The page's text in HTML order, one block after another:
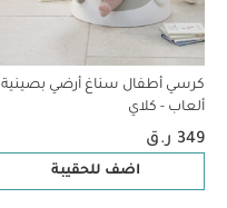
كرسي أطفال سناغ أرضي بصينية
ألعاب - كلاي
349 ر.ق
اضف للحقيبة